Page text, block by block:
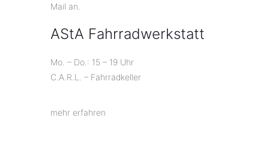
Mail an.
AStA Fahrradwerkstatt
Mo. – Do.: 15 – 19 Uhr
C.A.R.L. – Fahrradkeller
mehr erfahren